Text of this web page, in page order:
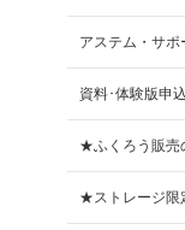
アステム・サ
資料･体験版申込
★ふくろう販売
★ストレージ限